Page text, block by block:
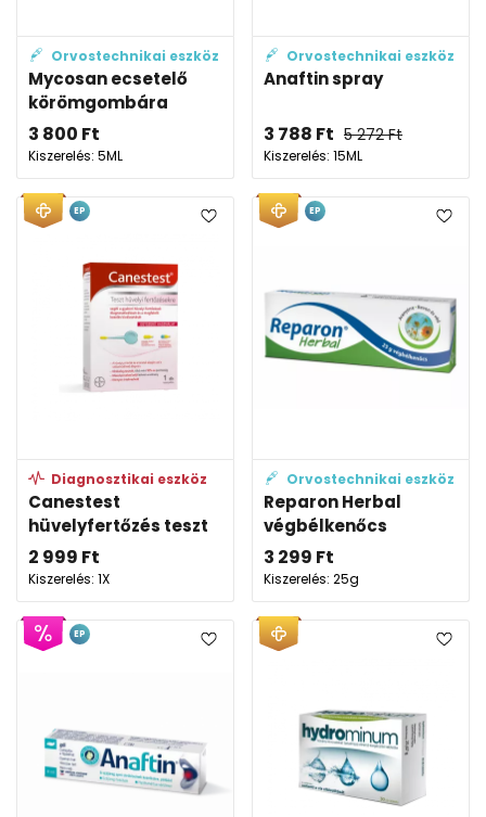
Orvostechnikai eszköz
Mycosan ecsetelő
körömgombára
3 800 Ft
Kiszerelés: 5ML
Orvostechnikai eszköz
Anaftin spray
3 788 Ft 5 272Ft
Kiszerelés: 15ML
Diagnosztikai eszköz
Canestest
hüvelyfertőzés teszt
2 999 Ft
Kiszerelés: 1X
EP
Orvostechnikai eszköz
Reparon Herbal
végbélkenőcs
3 299 Ft
Kiszerelés: 25g
EP
EP